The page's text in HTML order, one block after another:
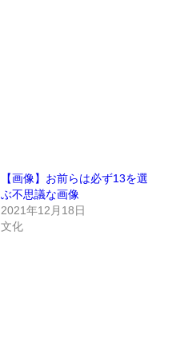
【画像】お前らは必ず13を選
ぶ不思議な画像
2021年12月18日
文化